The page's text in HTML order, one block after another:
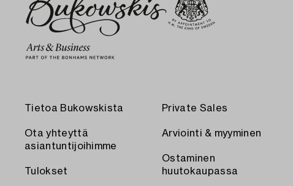
Tietoa Bukowskista
Ota yhteyttä
asiantuntijoihimme
Tulokset
Private Sales
Arviointi & myyminen
Ostaminen
huutokaupassa